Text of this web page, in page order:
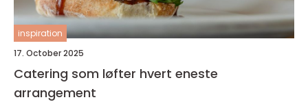
inspiration
17. October 2025
Catering som løfter hvert eneste
arrangement